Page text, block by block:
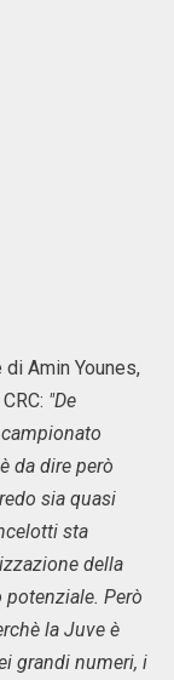
Amin Younes,
"De
da dire però
sia quasi
sta
della
Però
la Juve è
grandi numeri, i